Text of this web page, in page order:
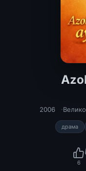
2006
драма
6